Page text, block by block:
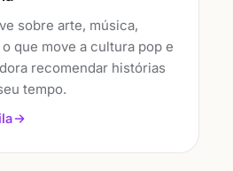
sobre arte, música,
que move a cultura pop e
recomendar histórias
tempo.